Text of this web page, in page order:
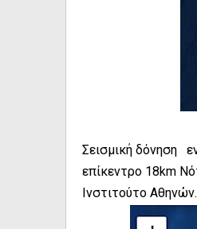
Σεισμική δόνηση
επίκεντρο 18km
Ινστιτούτο Αθηνών.